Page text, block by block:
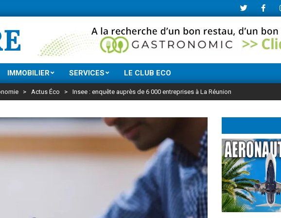
Ne manquez rien de l’actu
IMMOBILIER SERVICES LE CLUB ECO
> Actus Éco > Insee : enquête auprès de 6 000 entreprises à La Réunion